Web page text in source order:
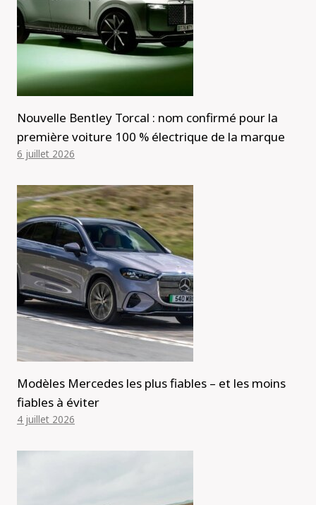
Nouvelle Bentley Torcal : nom confirmé pour la
première voiture 100 % électrique de la marque
6 juillet 2026
Modèles Mercedes les plus fiables – et les moins
fiables à éviter
4 juillet 2026